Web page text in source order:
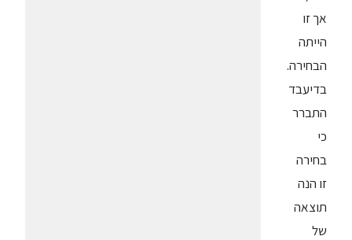
אך זו
הייתה
הבחירה.
בדיעבד
התברר
כי
בחירה
זו הנה
תוצאה
של